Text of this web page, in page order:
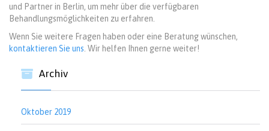
und Partner in Berlin, um mehr über die verfügbaren
Behandlungsmöglichkeiten zu erfahren.
Wenn Sie weitere Fragen haben oder eine Beratung wünschen,
kontaktieren Sie uns . Wir helfen Ihnen gerne weiter!
Archiv
Oktober 2019